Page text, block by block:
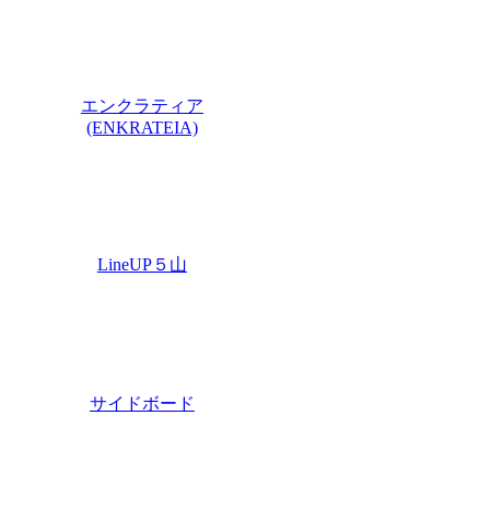
エンクラティア
(ENKRATEIA)
LineUP５山
サイドボード